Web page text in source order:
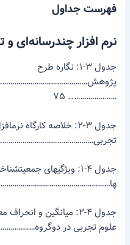
فهرست جداول
نرم ­افزار چندرسانه‌ای و
جدول ۳-۱: نگاره طرح
………………….. ۷۵
جدول ۳-۲: خلاصه کارگاه
جدول ۴-۲: میانگین و
علوم تجربی در